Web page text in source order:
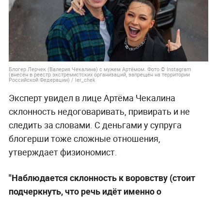
Блогер Лерчек (Валерия Чекалина) с мужем Артёмом. Фото © Instagram
(внесён в реестр экстремистских организаций, запрещён на территории
Российской Федерации) / ler_chek
Эксперт увидел в лице Артёма Чекалина
склонность недоговаривать, привирать и не
следить за словами. С деньгами у супруга
блогерши тоже сложные отношения,
утверждает физиономист.
"Наблюдается склонность к воровству (стоит
подчеркнуть, что речь идёт именно о